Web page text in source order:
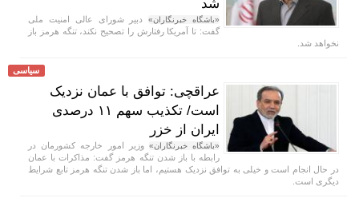
شد
«باشگاه خبرنگاران»دبیر شورای عالی امنیت ملی
گفت: تا آمریکا رفتارش را تصحیح نکند، تنگه هرمز باز
نخواهد شد.
سیاسی
عراقچی: توافق با عمان نزدیک
است/ تکذیب سهم ۱۱ درصدی
ایران از خزر
«باشگاه خبرنگاران» وزیر امور خارجه کشورمان در
رابطه با باز شدن تنگه هرمز گفت: مذاکرات با عمان
در حال انجام است و خیلی به توافق نزدیک هستیم، اما باز شدن تنگه هرمز تابع شرایط
دیگری است.